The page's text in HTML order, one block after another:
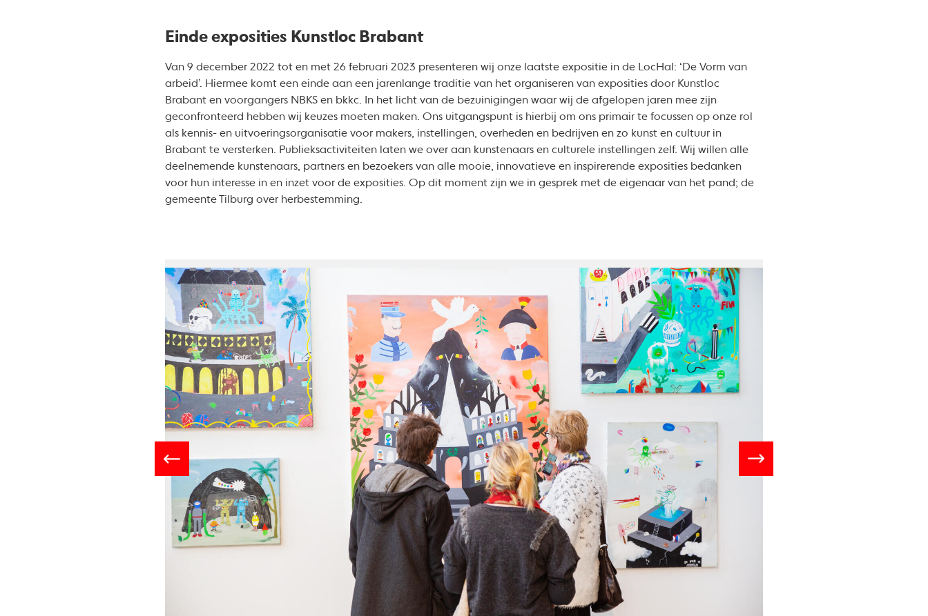
Einde exposities Kunstloc Brabant
Van 9 december 2022 tot en met 26 februari 2023 presenteren wij onze laatste expositie in de LocHal: ‘De Vorm van
arbeid’. Hiermee komt een einde aan een jarenlange traditie van het organiseren van exposities door Kunstloc
Brabant en voorgangers NBKS en bkkc. In het licht van de bezuinigingen waar wij de afgelopen jaren mee zijn
geconfronteerd hebben wij keuzes moeten maken. Ons uitgangspunt is hierbij om ons primair te focussen op onze rol
als kennis- en uitvoeringsorganisatie voor makers, instellingen, overheden en bedrijven en zo kunst en cultuur in
Brabant te versterken. Publieksactiviteiten laten we over aan kunstenaars en culturele instellingen zelf. Wij willen alle
deelnemende kunstenaars, partners en bezoekers van alle mooie, innovatieve en inspirerende exposities bedanken
voor hun interesse in en inzet voor de exposities. Op dit moment zijn we in gesprek met de eigenaar van het pand; de
gemeente Tilburg over herbestemming.